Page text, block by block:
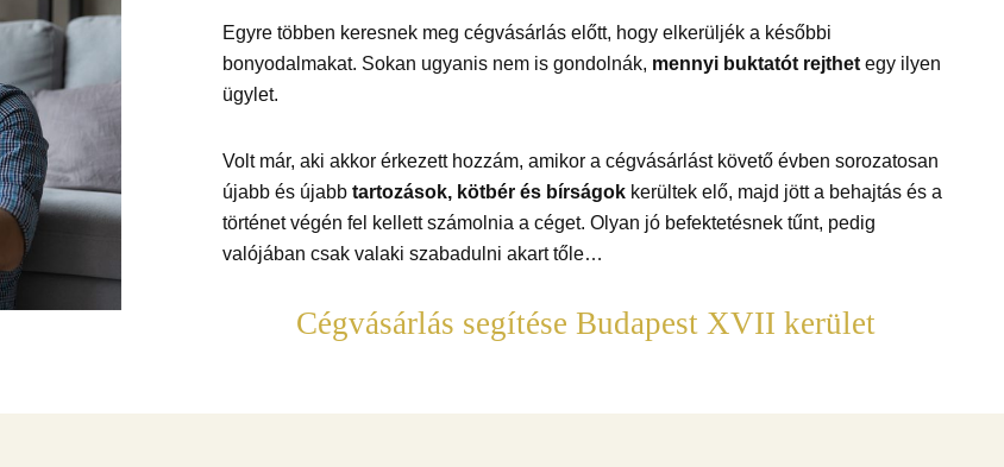
Egyre többen keresnek meg cégvásárlás előtt, hogy elkerüljék a későbbi
bonyodalmakat. Sokan ugyanis nem is gondolnák, mennyi buktatót rejthet egy ilyen
ügylet.
Volt már, aki akkor érkezett hozzám, amikor a cégvásárlást követő évben sorozatosan
újabb és újabb tartozások, kötbér és bírságok kerültek elő, majd jött a behajtás és a
történet végén fel kellett számolnia a céget. Olyan jó befektetésnek tűnt, pedig
valójában csak valaki szabadulni akart tőle…
Cégvásárlás segítése Budapest XVII kerület